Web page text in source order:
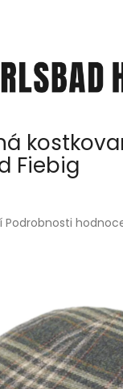
Fiebig
Podrobnosti